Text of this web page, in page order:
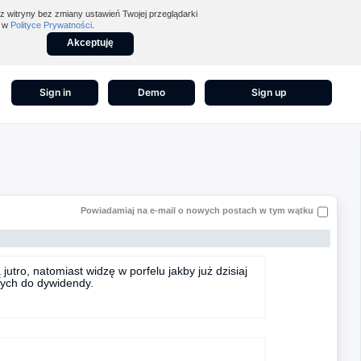
witryny bez zmiany ustawień Twojej przeglądarki
w Polityce Prywatności
Akceptuję
Sign in Demo Sign up
Powiadamiaj na e-mail o nowych postach w tym wątku
natomiast widzę w porfelu jakby już dzisiaj
do dywidendy.